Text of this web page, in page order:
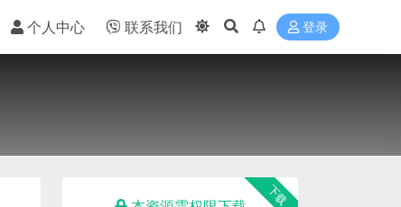
个人中心 联系我们 登录
下载